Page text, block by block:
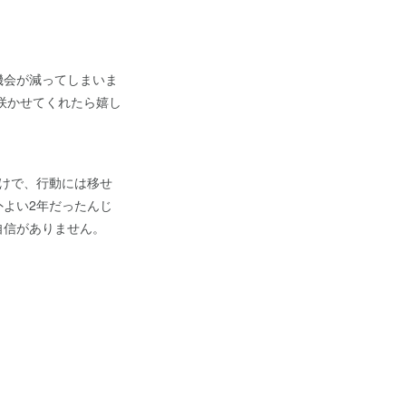
が減ってしまいま
かせてくれたら嬉し
で、行動には移せ
い2年だったんじ
がありません。